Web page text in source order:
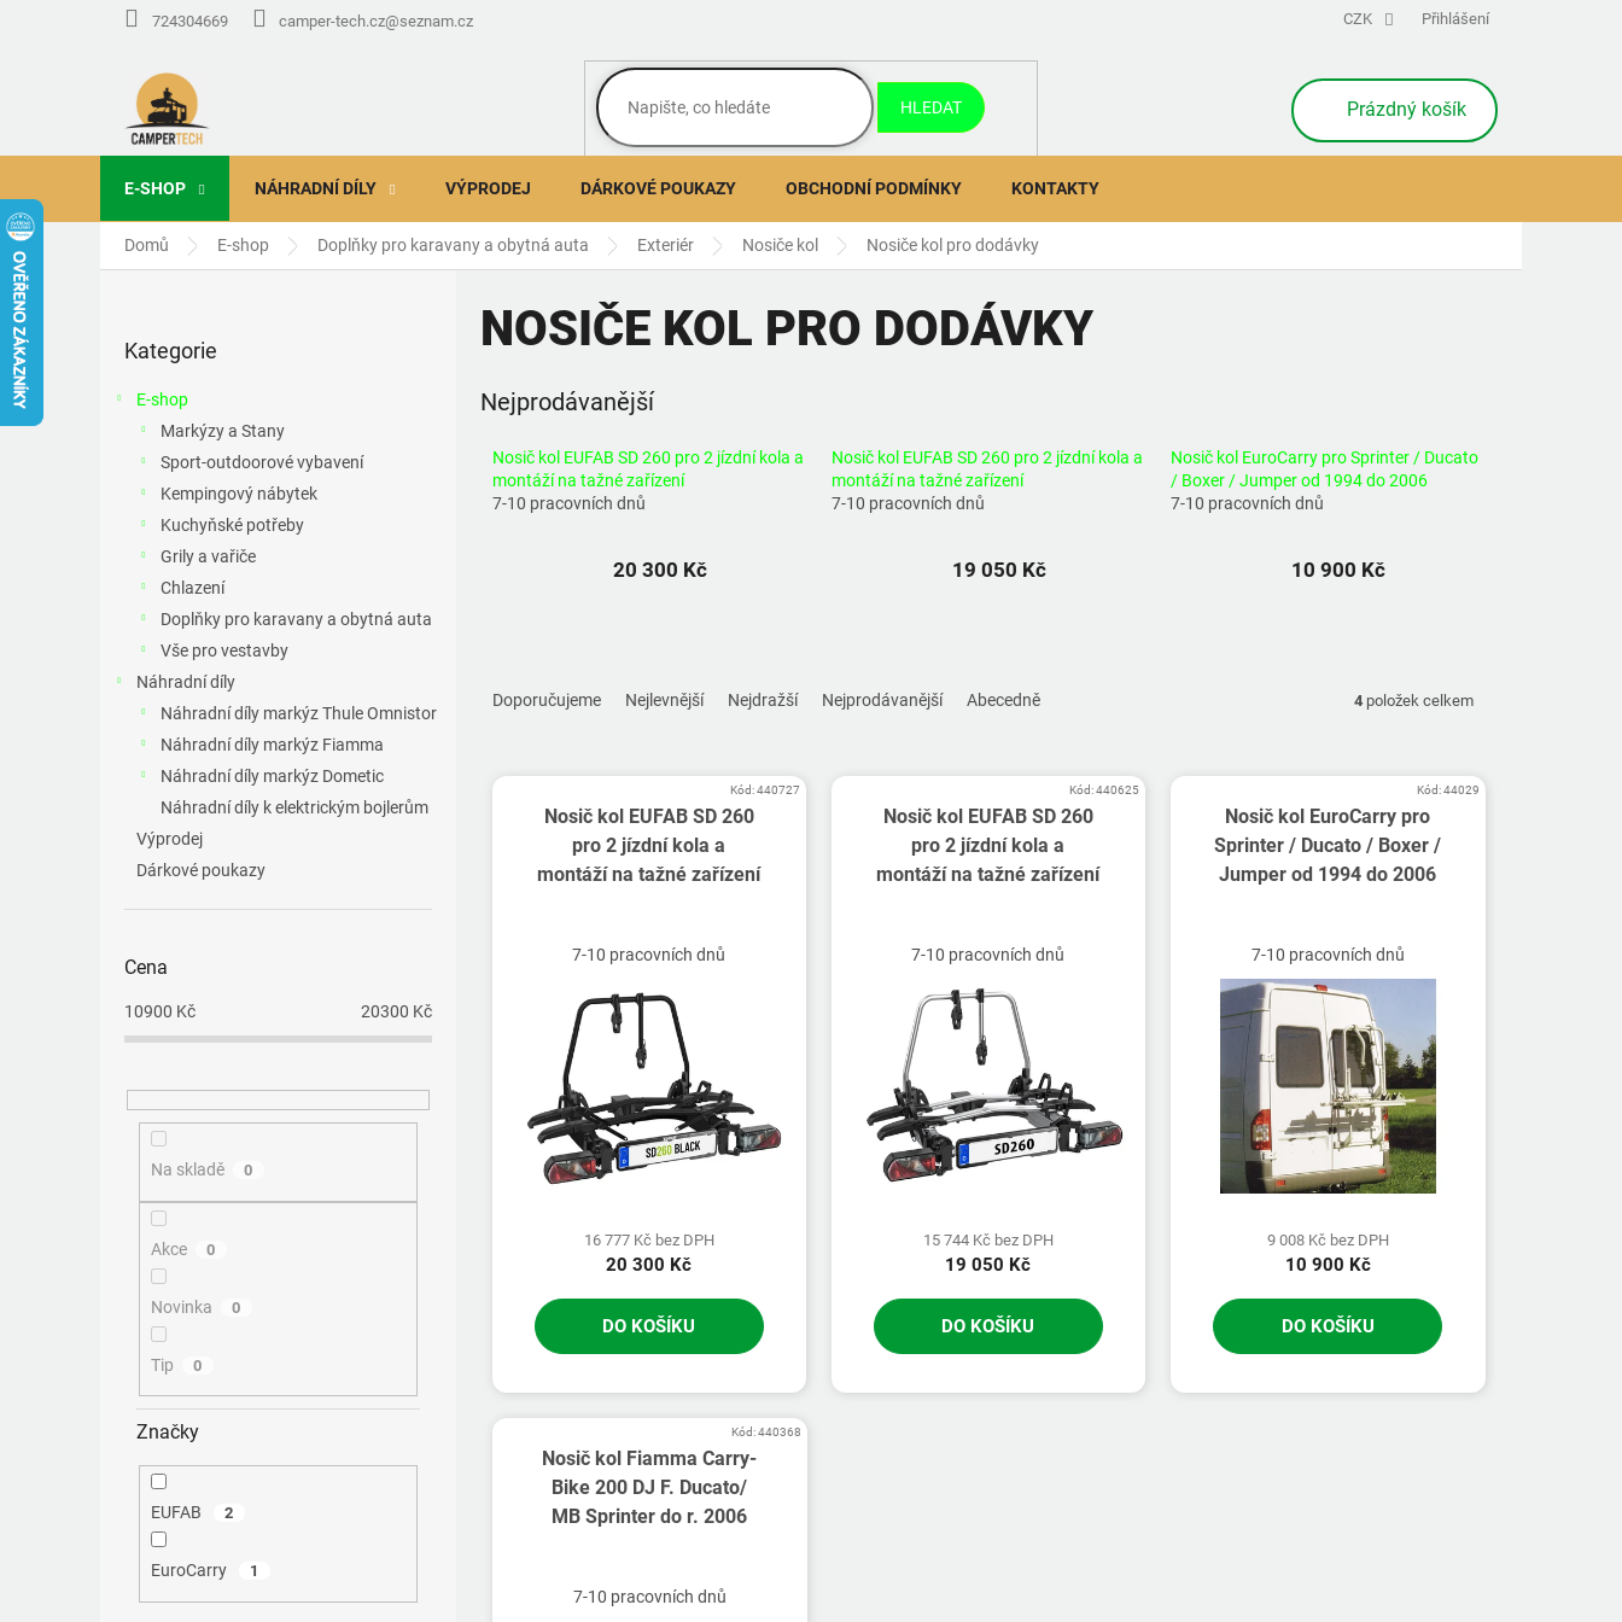
724304669 camper-tech.cz@seznam.cz CZK Přihlášení
HLEDAT
NÁKUPNÍ
KOŠÍK
Prázdný košík
E-SHOP NÁHRADNÍ DÍLY VÝPRODEJ DÁRKOVÉ POUKAZY OBCHODNÍ PODMÍNKY KONTAKTY
Domů E-shop Doplňky pro karavany a obytná auta Exteriér Nosiče kol Nosiče kol pro dodávky
kategorie
Kategorie
E-shop
Markýzy a Stany
Sport-outdoorové vybavení
Kempingový nábytek
Kuchyňské potřeby
Grily a vařiče
Chlazení
Doplňky pro karavany a obytná auta
Vše pro vestavby
Náhradní díly
Náhradní díly markýz Thule Omnistor
Náhradní díly markýz Fiamma
Náhradní díly markýz Dometic
Náhradní díly k elektrickým bojlerům
Výprodej
Dárkové poukazy
Cena
10900 Kč 20300 Kč
Na skladě 0
Akce 0
Novinka 0
Tip 0
Značky
EUFAB 2
EuroCarry 1
NOSIČE KOL PRO DODÁVKY
Nejprodávanější
Nosič kol EUFAB SD 260 pro 2 jízdní kola a
montáží na tažné zařízení
7-10 pracovních dnů
20 300 Kč
Nosič kol EUFAB SD 260 pro 2 jízdní kola a
montáží na tažné zařízení
7-10 pracovních dnů
19 050 Kč
Nosič kol EuroCarry pro Sprinter / Ducato
/ Boxer / Jumper od 1994 do 2006
7-10 pracovních dnů
10 900 Kč
Doporučujeme Nejlevnější Nejdražší Nejprodávanější Abecedně 4 položek celkem
Nosič kol EUFAB SD 260
pro 2 jízdní kola a
montáží na tažné zařízení
7-10 pracovních dnů
16 777 Kč bez DPH
20 300 Kč
DO KOŠÍKU
Kód:440727
Nosič kol EUFAB SD 260
pro 2 jízdní kola a
montáží na tažné zařízení
7-10 pracovních dnů
15 744 Kč bez DPH
19 050 Kč
DO KOŠÍKU
Kód:440625
Nosič kol EuroCarry pro
Sprinter / Ducato / Boxer /
Jumper od 1994 do 2006
7-10 pracovních dnů
9 008 Kč bez DPH
10 900 Kč
DO KOŠÍKU
Kód:44029
Nosič kol Fiamma Carry-
Bike 200 DJ F. Ducato/
MB Sprinter do r. 2006
7-10 pracovních dnů
Kód:440368